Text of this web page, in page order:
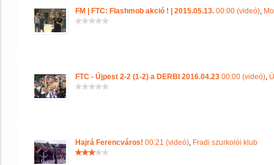
FM | FTC: Flashmob akció ! | 2015.05.13. 00:00 (videó),
FTC - Újpest 2-2 (1-2) a DERBI 2016.04.23 00:00 (videó),
Hajrá Ferencváros! 00:21 (videó), Fradi szurkolói klub